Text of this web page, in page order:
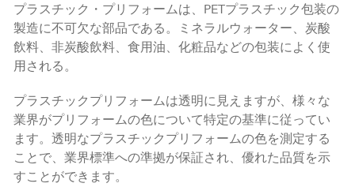
プラスチック・プリフォームは、PETプラスチック包装の
製造に不可欠な部品である。ミネラルウォーター、炭酸
飲料、非炭酸飲料、食用油、化粧品などの包装によく使
用される。
プラスチックプリフォームは透明に見えますが、様々な
業界がプリフォームの色について特定の基準に従ってい
ます。透明なプラスチックプリフォームの色を測定する
ことで、業界標準への準拠が保証され、優れた品質を示
すことができます。